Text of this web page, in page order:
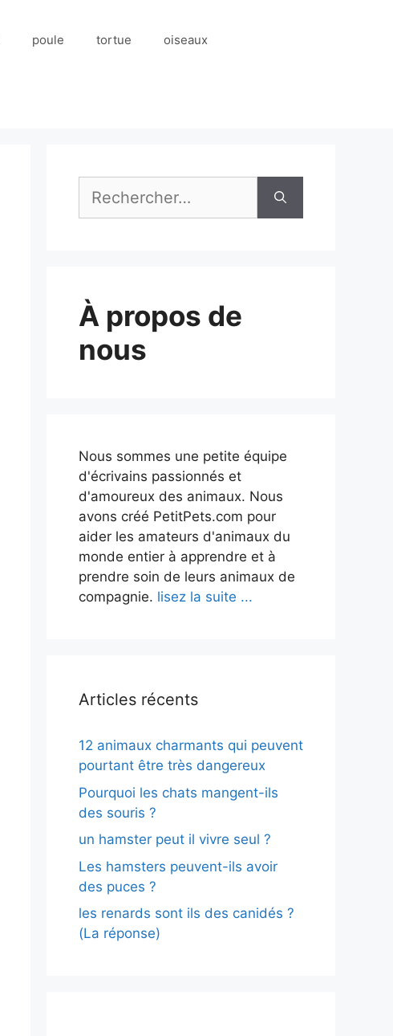
poule tortue oiseaux
À propos de
nous
Nous sommes une petite équipe
d'écrivains passionnés et
d'amoureux des animaux. Nous
avons créé PetitPets.com pour
aider les amateurs d'animaux du
monde entier à apprendre et à
prendre soin de leurs animaux de
compagnie. lisez la suite ...
Articles récents
12 animaux charmants qui peuvent
pourtant être très dangereux
Pourquoi les chats mangent-ils
des souris ?
un hamster peut il vivre seul ?
Les hamsters peuvent-ils avoir
des puces ?
les renards sont ils des canidés ?
(La réponse)